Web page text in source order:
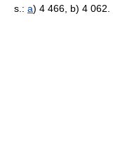
s.: a) 4 466, b) 4 062.